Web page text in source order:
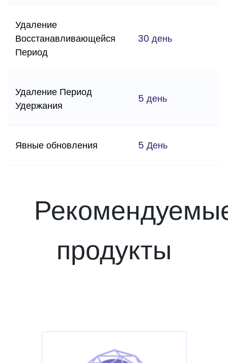
Удаление
Восстанавливающейся
Период
30 день
Удаление Период
Удержания
5 день
Явные обновления 5 День
продукты